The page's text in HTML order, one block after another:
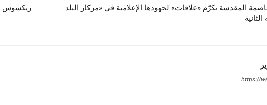
ريكسوس
المقدسة يكرّم «علاقات» لجهودها الإعلامية في «مركاز البلد
https://